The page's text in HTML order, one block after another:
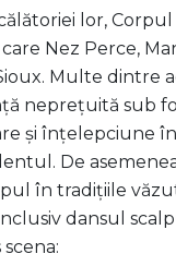
lor,
Nez Perce,
Multe dintre
neprețuită sub
și înțelepciune
De
în tradițiile
dansul